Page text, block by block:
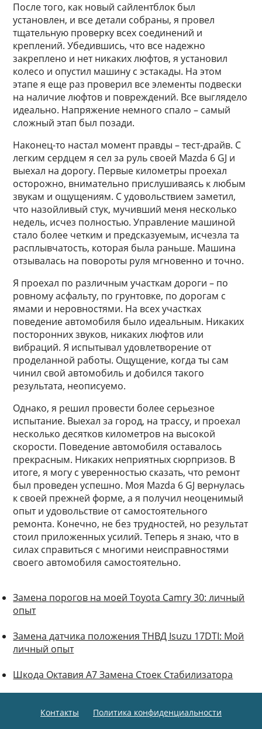
После того, как новый сайлентблок был
установлен, и все детали собраны, я провел
тщательную проверку всех соединений и
креплений. Убедившись, что все надежно
закреплено и нет никаких люфтов, я установил
колесо и опустил машину с эстакады. На этом
этапе я еще раз проверил все элементы подвески
на наличие люфтов и повреждений. Все выглядело
идеально. Напряжение немного спало – самый
сложный этап был позади.
Наконец-то настал момент правды – тест-драйв. С
легким сердцем я сел за руль своей Mazda 6 GJ и
выехал на дорогу. Первые километры проехал
осторожно, внимательно прислушиваясь к любым
звукам и ощущениям. С удовольствием заметил,
что назойливый стук, мучивший меня несколько
недель, исчез полностью. Управление машиной
стало более четким и предсказуемым, исчезла та
расплывчатость, которая была раньше. Машина
отзывалась на повороты руля мгновенно и точно.
Я проехал по различным участкам дороги – по
ровному асфальту, по грунтовке, по дорогам с
ямами и неровностями. На всех участках
поведение автомобиля было идеальным. Никаких
посторонних звуков, никаких люфтов или
вибраций. Я испытывал удовлетворение от
проделанной работы. Ощущение, когда ты сам
чинил свой автомобиль и добился такого
результата, неописуемо.
Однако, я решил провести более серьезное
испытание. Выехал за город, на трассу, и проехал
несколько десятков километров на высокой
скорости. Поведение автомобиля оставалось
прекрасным. Никаких неприятных сюрпризов. В
итоге, я могу с уверенностью сказать, что ремонт
был проведен успешно. Моя Mazda 6 GJ вернулась
к своей прежней форме, а я получил неоценимый
опыт и удовольствие от самостоятельного
ремонта. Конечно, не без трудностей, но результат
стоил приложенных усилий. Теперь я знаю, что в
силах справиться с многими неисправностями
своего автомобиля самостоятельно.
Замена порогов на моей Toyota Camry 30: личный
опыт
Замена датчика положения ТНВД Isuzu 17DTI: Мой
личный опыт
Шкода Октавия А7 Замена Стоек Стабилизатора
Контакты Политика конфиденциальности